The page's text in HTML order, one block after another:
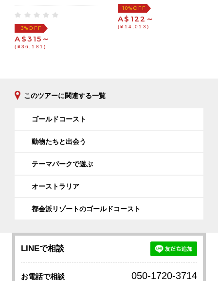
3%OFF
A$315～
(¥36,181)
10% OFF
A$122～
(¥14,013)
このツアーに関連する一覧
ゴールドコースト
動物たちと出会う
テーマパークで遊ぶ
オーストラリア
都会派リゾートのゴールドコースト
LINEで相談
お電話で相談 050-1720-3714